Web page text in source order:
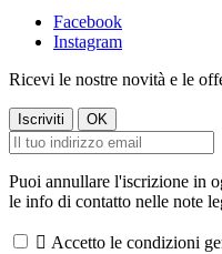
Facebook
Instagram
Ricevi le nostre novità e le
Puoi annullare l'iscrizione in
le info di contatto nelle note
 Accetto le condizioni